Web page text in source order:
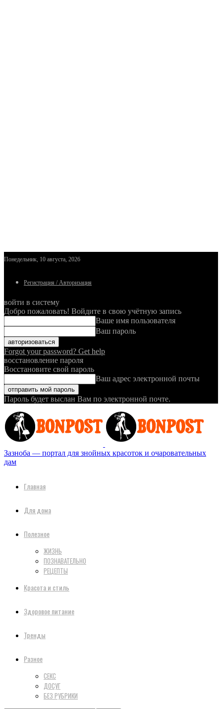
Понедельник, 10 августа, 2026
Регистрация / Авторизация
войти в систему
Добро пожаловать! Войдите в свою учётную запись
Ваше имя пользователя
Ваш пароль
Forgot your password? Get help
восстановление пароля
Восстановите свой пароль
Ваш адрес электронной почты
Пароль будет выслан Вам по электронной почте.
Зазноба — портал для знойных красоток и очаровательных
дам
Главная
Для дома
Полезное
ЖИЗНЬ
ПОЗНАВАТЕЛЬНО
РЕЦЕПТЫ
Красота и стиль
Здоровое питание
Тренды
Разное
СЕКС
ДОСУГ
БЕЗ РУБРИКИ